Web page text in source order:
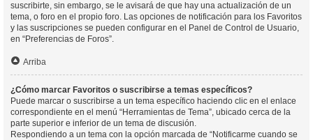
suscribirte, sin embargo, se le avisará de que hay una actualización de un
tema, o foro en el propio foro. Las opciones de notificación para los Favoritos
y las suscripciones se pueden configurar en el Panel de Control de Usuario,
en “Preferencias de Foros”.
Arriba
¿Cómo marcar Favoritos o suscribirse a temas específicos?
Puede marcar o suscribirse a un tema específico haciendo clic en el enlace
correspondiente en el menú “Herramientas de Tema”, ubicado cerca de la
parte superior e inferior de un tema de discusión.
Respondiendo a un tema con la opción marcada de “Notificarme cuando se